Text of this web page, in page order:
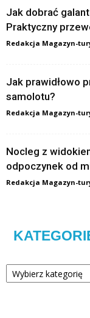
Jak dobrać
Praktyczny
Redakcja Magazyn-
Jak prawidłowo
samolotu?
Redakcja Magazyn-
Nocleg z
odpoczynek od
Redakcja Magazyn-
Kategorie